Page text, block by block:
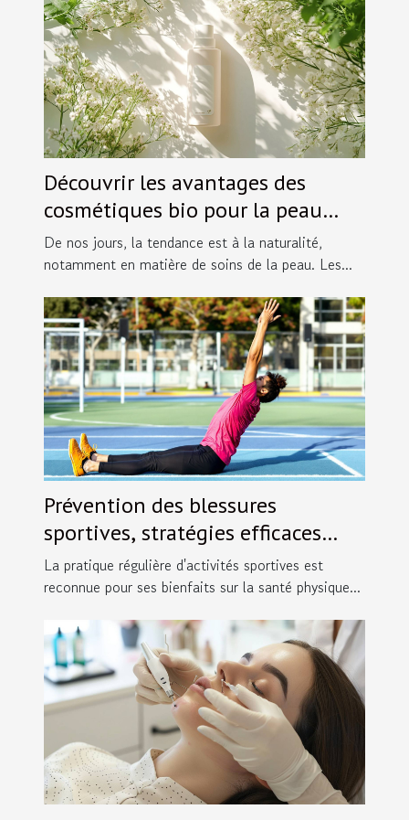
Découvrir les avantages des
cosmétiques bio pour la peau
sensible
De nos jours, la tendance est à la naturalité,
notamment en matière de soins de la peau. Les...
Prévention des blessures
sportives, stratégies efficaces
pour les sportifs de tout niveau
La pratique régulière d'activités sportives est
reconnue pour ses bienfaits sur la santé physique...